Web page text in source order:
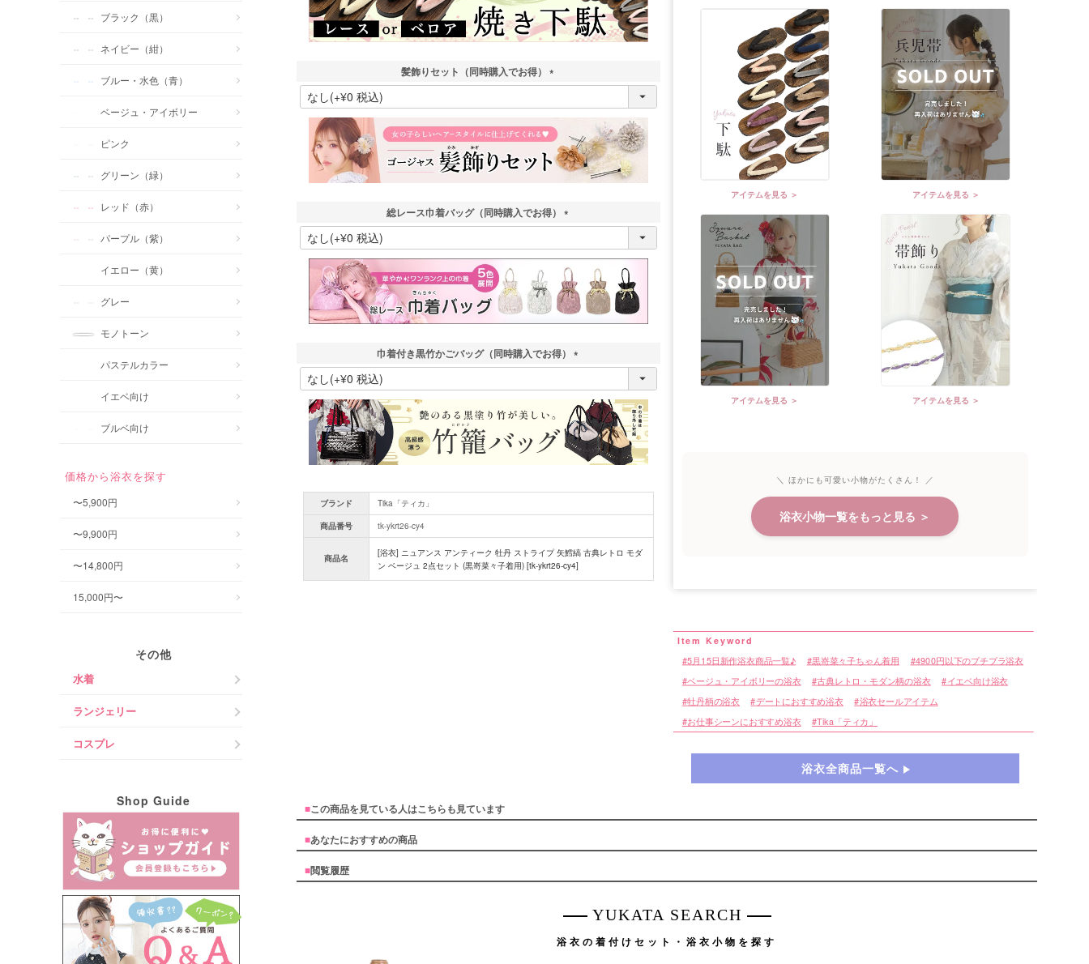
ブラック（黒）
ネイビー（紺）
ブルー・水色（青）
ベージュ・アイボリー
ピンク
グリーン（緑）
レッド（赤）
パープル（紫）
イエロー（黄）
グレー
モノトーン
パステルカラー
イエベ向け
ブルベ向け
価格から浴衣を探す
〜5,900円
〜9,900円
〜14,800円
15,000円〜
その他
水着
ランジェリー
コスプレ
Shop Guide
髪飾りセット（同時購入でお得）
(
必
須
総レース巾着バッグ（同時購入でお得）
(
必
須
)
巾着付き黒竹かごバッグ（同時購入でお得）
(
必
)
ブランド
Tika「ティカ」
商品番号
tk-ykrt26-cy4
商品名
[浴衣] ニュアンス アンティーク 牡丹 ストライプ 矢鱈縞 古典レトロ モダ
ン ベージュ 2点セット (黒嵜菜々子着用) [tk-ykrt26-cy4]
アイテムを見る ＞ アイテムを見る ＞
アイテムを見る ＞ アイテムを見る ＞
＼ ほかにも可愛い小物がたくさん！ ／
浴衣小物一覧をもっと見る ＞
5月15日新作浴衣商品一覧♪ 黒嵜菜々子ちゃん着用 4900円以下のプチプラ浴衣
ベージュ・アイボリーの浴衣 古典レトロ・モダン柄の浴衣 イエベ向け浴衣
牡丹柄の浴衣 デートにおすすめ浴衣
浴衣セールアイテム
お仕事シーンにおすすめ浴衣
Tika「ティカ」
浴衣全商品一覧へ
■この商品を見ている人はこちらも見ています
■あなたにおすすめの商品
■閲覧履歴
YUKATA SEARCH
浴衣の着付けセット・浴衣小物を探す